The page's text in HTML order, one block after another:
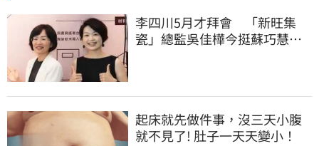
李四川5月才拜會 「新旺集
瓷」總監吳佳樺今挺蘇巧慧：
起床就先做件事，沒三天小腹
就不見了! 肚子一天天變小！